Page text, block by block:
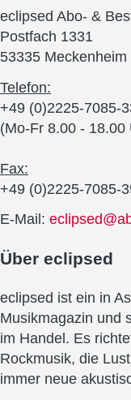
eclipsed Abo- &
Postfach 1331
53335 Meckenheim
Telefon:
+49 (0)2225-7085-
(Mo-Fr 8.00 - 18.00
Fax:
+49 (0)2225-7085-
E-Mail:
Über eclipsed
eclipsed ist ein in
Musikmagazin und
im Handel. Es
Rockmusik, die
immer neue